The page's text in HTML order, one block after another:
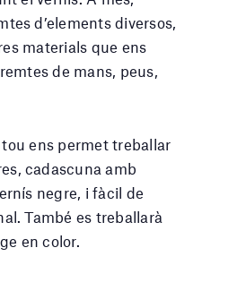
d’elements diversos,
materials que ens
de mans, peus,
ens permet treballar
cadascuna amb
negre, i fàcil de
També es treballarà
en color.